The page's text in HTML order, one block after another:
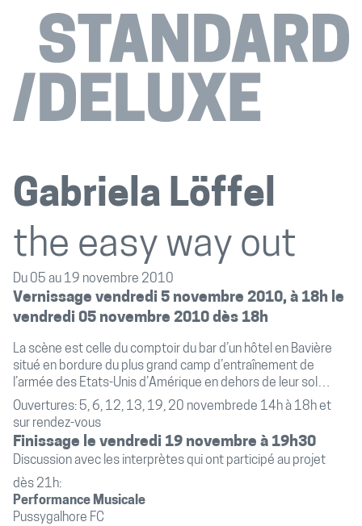
Gabriela Löffel
the easy way out
Du 05 au 19 novembre 2010
Vernissage vendredi 5 novembre 2010, à 18h le
vendredi 05 novembre 2010 dès 18h
La scène est celle du comptoir du bar d’un hôtel en Bavière
situé en bordure du plus grand camp d’entraînement de
l’armée des Etats-Unis d’Amérique en dehors de leur sol…
Ouvertures: 5, 6, 12, 13, 19, 20 novembrede 14h à 18h et
sur rendez-vous
Finissage le vendredi 19 novembre à 19h30
Discussion avec les interprètes qui ont participé au projet
dès 21h:
Performance Musicale
Pussygalhore FC